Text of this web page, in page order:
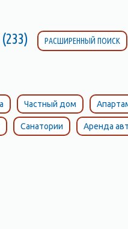
РАСШИРЕННЫЙ ПОИСК
Частный дом
Санатории Аренда